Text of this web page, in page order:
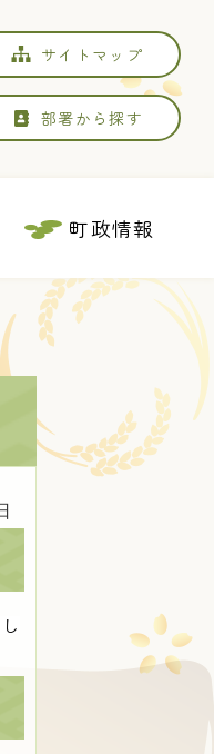
サイトマップ
部署から探す
町政情報